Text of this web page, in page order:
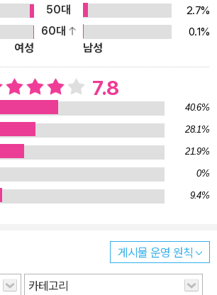
이라는 말이 무색하지 않을 매력만점의 레시
소개된 야식들의 강점은 무엇보다 <해피투게
대 조건에 부합한다는 점이다. 우선 배고픈
있는 요리라는 점. 주로 냉장고에 담겨 있는
남은 재료의 재활용으로 저렴하고 누구나
출한 배를 달랠 수 있는 야식들이라는 점에서
을 사로잡는 맛이다. 출연진들의 시식과 판단
인 만큼, 출출할 때 입맛을 사로잡기에 손색이
펼쳐진다. 저렴한 재료들과 초간단 조리법, 입
점에서 건강 측면을 우려하기도 하지만, 실
많다. 취향에 따라 다양하게 골라먹을 수 있는
있다. 힘든 무명 시절 한 끼 배고픔을 달래기 위
터, 내로라하는 인기스타들이 맛본 메뉴라거나
을 위해 밤새워 개발해낸 메뉴까지 흥미진진
50대
2.7%
60대
0.1%
여성
남성
7.8
40.6%
28.1%
21.9%
0%
9.4%
게시물 운영 원칙
카테고리